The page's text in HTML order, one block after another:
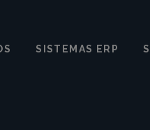
SISTEMAS ERP